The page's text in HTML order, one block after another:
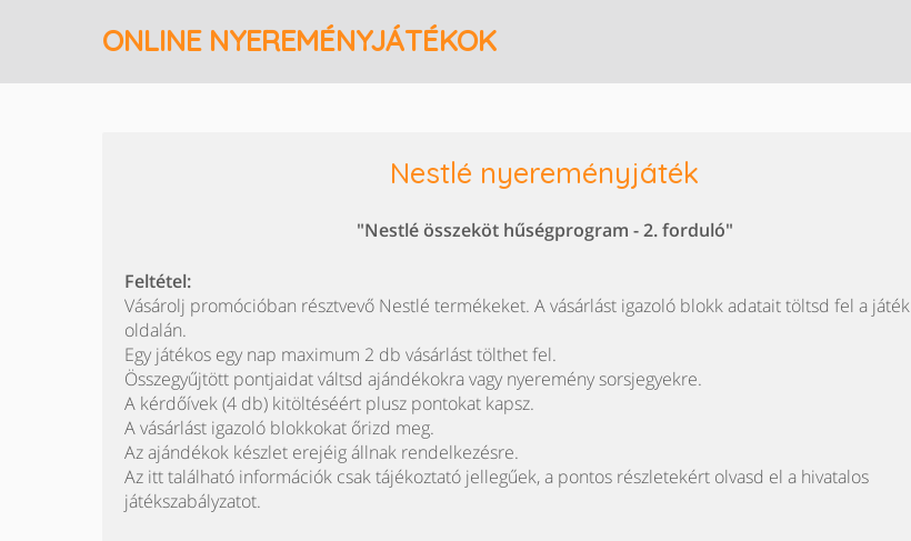
ONLINE NYEREMÉNYJÁTÉKOK
Nestlé nyereményjáték
"Nestlé összeköt hűségprogram - 2. forduló"
Feltétel:
Vásárolj promócióban résztvevő Nestlé termékeket. A vásárlást igazoló blokk adatait töltsd fel a játék
oldalán.
Egy játékos egy nap maximum 2 db vásárlást tölthet fel.
Összegyűjtött pontjaidat váltsd ajándékokra vagy nyeremény sorsjegyekre.
A kérdőívek (4 db) kitöltéséért plusz pontokat kapsz.
A vásárlást igazoló blokkokat őrizd meg.
Az ajándékok készlet erejéig állnak rendelkezésre.
Az itt található információk csak tájékoztató jellegűek, a pontos részletekért olvasd el a hivatalos
játékszabályzatot.